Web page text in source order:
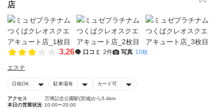
店
3.26 口コミ 2件 写真 10枚
エステ
日祝OK 駐車場有 カード可
アクセス
万博記念公園駅(茨城)から5.4km
本日の営業状況 10:00〜20:00